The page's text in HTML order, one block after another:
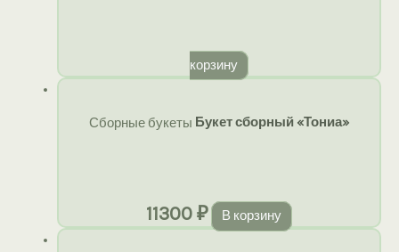
корзину
Сборные букеты Букет сборный «Тониа»
11300₽ В корзину